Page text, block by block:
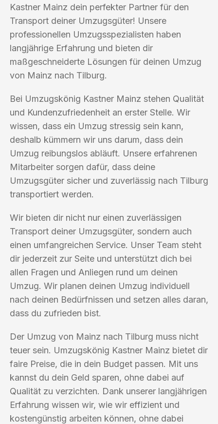
Kastner Mainz dein perfekter Partner für den
Transport deiner Umzugsgüter! Unsere
professionellen Umzugsspezialisten haben
langjährige Erfahrung und bieten dir
maßgeschneiderte Lösungen für deinen Umzug
von Mainz nach Tilburg.
Bei Umzugskönig Kastner Mainz stehen Qualität
und Kundenzufriedenheit an erster Stelle. Wir
wissen, dass ein Umzug stressig sein kann,
deshalb kümmern wir uns darum, dass dein
Umzug reibungslos abläuft. Unsere erfahrenen
Mitarbeiter sorgen dafür, dass deine
Umzugsgüter sicher und zuverlässig nach Tilburg
transportiert werden.
Wir bieten dir nicht nur einen zuverlässigen
Transport deiner Umzugsgüter, sondern auch
einen umfangreichen Service. Unser Team steht
dir jederzeit zur Seite und unterstützt dich bei
allen Fragen und Anliegen rund um deinen
Umzug. Wir planen deinen Umzug individuell
nach deinen Bedürfnissen und setzen alles daran,
dass du zufrieden bist.
Der Umzug von Mainz nach Tilburg muss nicht
teuer sein. Umzugskönig Kastner Mainz bietet dir
faire Preise, die in dein Budget passen. Mit uns
kannst du dein Geld sparen, ohne dabei auf
Qualität zu verzichten. Dank unserer langjährigen
Erfahrung wissen wir, wie wir effizient und
kostengünstig arbeiten können, ohne dabei